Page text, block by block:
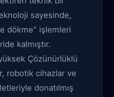
sayesinde,
dökme" işlemleri
kalmıştır.
Çözünürlüklü
robotik cihazlar ve
donatılmış